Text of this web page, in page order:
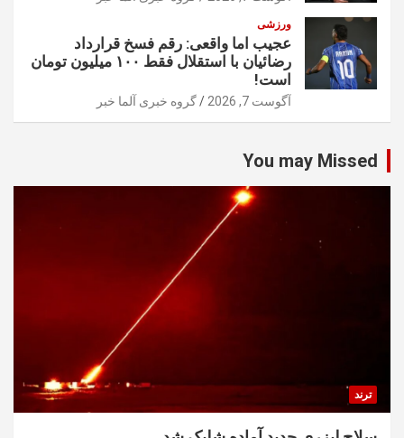
ورزشی
عجیب اما واقعی: رقم فسخ قرارداد
رضائیان با استقلال فقط ۱۰۰ میلیون تومان
است!
آگوست 7, 2026 گروه خبری آلما خبر
You may Missed
ترند